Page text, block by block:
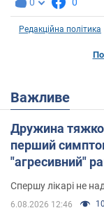
Редакційна політика
Важливе
Дружина
перший
"агресивний"
Спершу лікарі не
6.08.2026 12:46